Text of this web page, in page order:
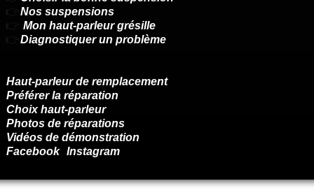
👉 Nos suspensions
👉 Mon haut-parleur grésille
👉 Diagnostiquer un problème
Haut-parleur de remplacement
Préférer la réparation
Choix haut-parleur
Photos de réparations
Vidéos de démonstration
Facebook Instagram